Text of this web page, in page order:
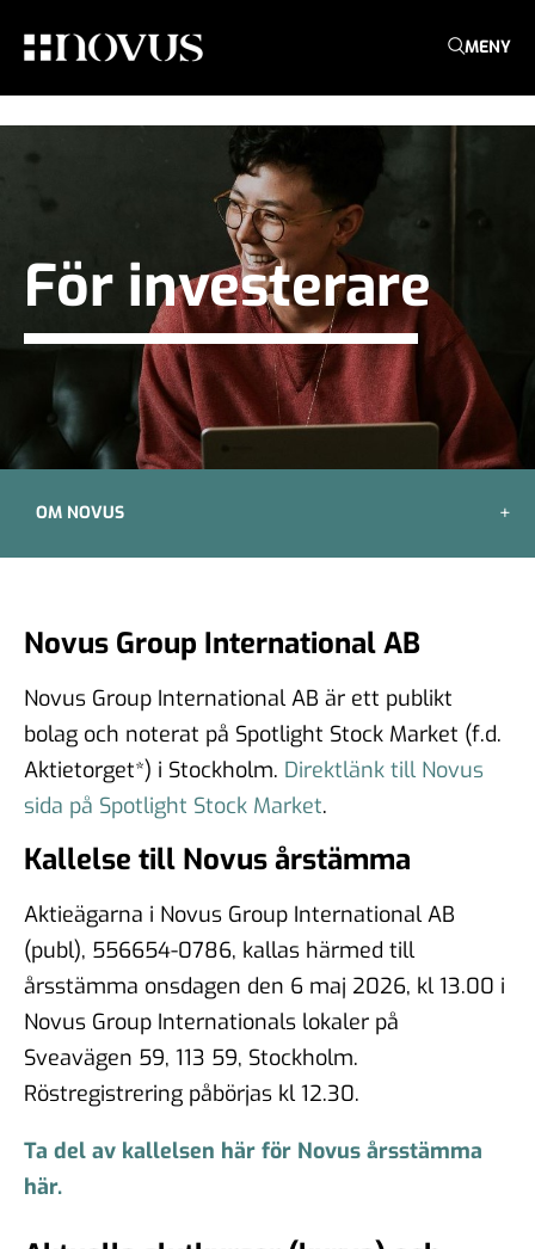
MENY
För investerare
OM NOVUS
Novus Group International AB
Novus Group International AB är ett publikt
bolag och noterat på Spotlight Stock Market (f.d.
Aktietorget*) i Stockholm. Direktlänk till Novus
sida på Spotlight Stock Market.
Kallelse till Novus årstämma
Aktieägarna i Novus Group International AB
(publ), 556654-0786, kallas härmed till
årsstämma onsdagen den 6 maj 2026, kl 13.00 i
Novus Group Internationals lokaler på
Sveavägen 59, 113 59, Stockholm.
Röstregistrering påbörjas kl 12.30.
Ta del av kallelsen här för Novus årsstämma
här.